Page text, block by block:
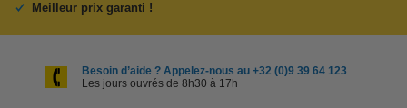
Meilleur prix garanti !
Besoin d’aide ? Appelez-nous au +32 (0)9 39 64 123
Les jours ouvrés de 8h30 à 17h